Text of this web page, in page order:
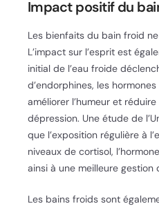
Impact positif du
Les bienfaits du bain froid
L’impact sur l’esprit est
initial de l’eau froide
d’endorphines, les
améliorer l’humeur et
dépression. Une étude de
que l’exposition régulière à
niveaux de cortisol,
ainsi à une meilleure gestion
Les bains froids sont